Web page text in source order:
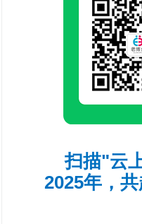
扫描"云
2025年，